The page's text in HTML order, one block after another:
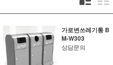
가로변쓰레기통 B
M-W303
상담문의